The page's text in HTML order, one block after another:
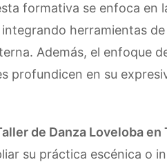
formativa se enfoca en
herramientas
Además, el enfoque
profundicen en su
de Danza Loveloba en
su práctica escénica o